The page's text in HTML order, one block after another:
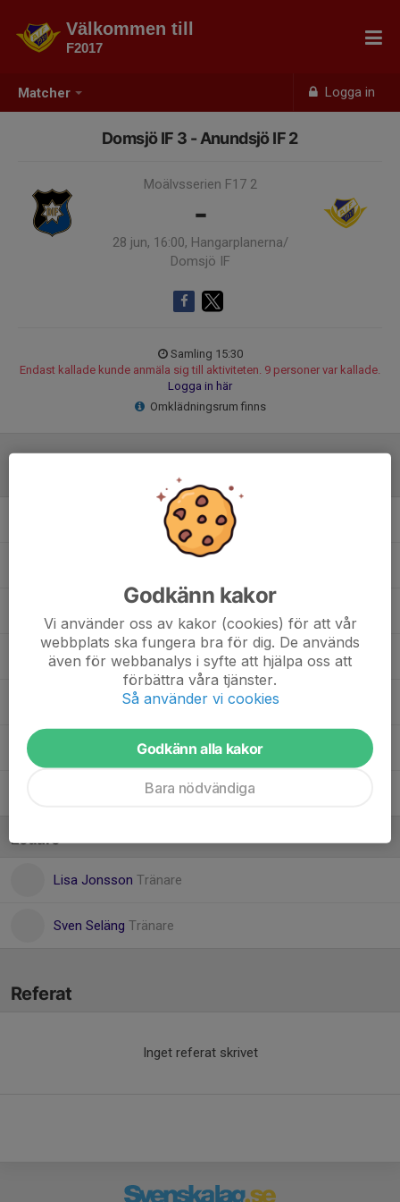
Matcher Logga in
Välkommen till
F2017
Domsjö IF 3 - Anundsjö IF 2
Moälvsserien F17 2
-
28 jun, 16:00, Hangarplanerna/
Domsjö IF
Samling 15:30
Endast kallade kunde anmäla sig till aktiviteten. 9 personer var kallade.
Logga in här
Omklädningsrum finns
Lovisa Seläng
Lycka Jonsson
Maja-Stina Edblom
Nova-Lee Westman
Ledare
Lisa Jonsson Tränare
Sven Seläng Tränare
Referat
Inget referat skrivet
Godkänn kakor
Vi använder oss av kakor (cookies) för att vår
webbplats ska fungera bra för dig. De används
även för webbanalys i syfte att hjälpa oss att
förbättra våra tjänster.
Så använder vi cookies
Godkänn alla kakor
Bara nödvändiga